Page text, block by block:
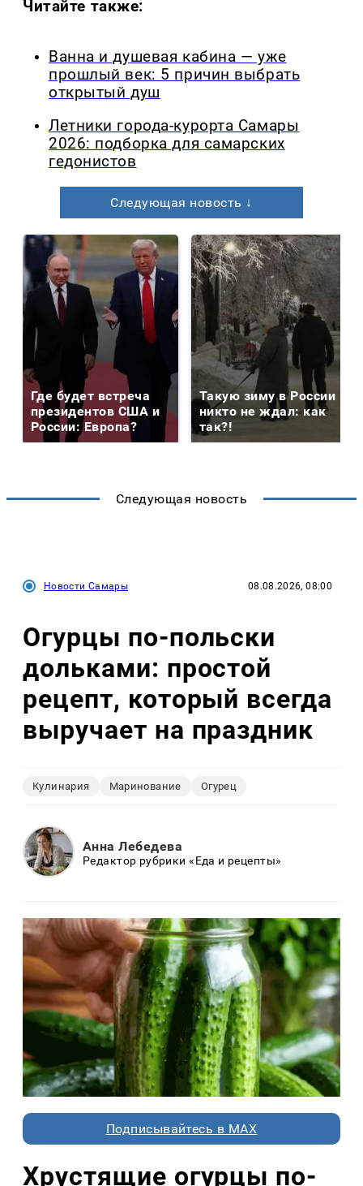
Читайте также:
Ванна и душевая кабина — уже
прошлый век: 5 причин выбрать
открытый душ
Летники города-курорта Самары
2026: подборка для самарских
гедонистов
Следующая новость ↓
Где будет встреча
президентов США и
России: Европа?
Такую зиму в России
никто не ждал: как
так?!
Следующая новость
Новости Самары 08.08.2026, 08:00
Огурцы по‑польски
дольками: простой
рецепт, который всегда
выручает на праздник
Кулинария Маринование Огурец
Анна Лебедева
Редактор рубрики «Еда и рецепты»
Подписывайтесь в MAX
Хрустящие огурцы по-